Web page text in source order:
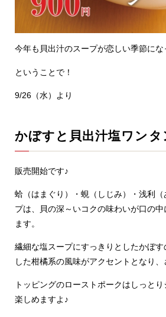
今年も貝出汁のスープが恋しい季節に
ということで！
9/26（水）より
かぼすと貝出汁塩ワンタ
販売開始です♪
蛤（はまぐり）・蜆（しじみ）・浅利
プは、貝の深～いコクの味わいが口の
ます。
繊細な塩スープにすっきりとしたかぼす
した柑橘系の風味がアクセントとなり、
トッピングのローストポークはしっと
楽しめますよ♪